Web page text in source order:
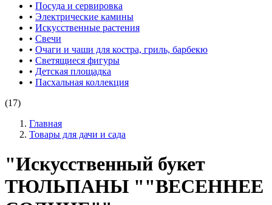
• Посуда и сервировка
• Электрические камины
• Искусственные растения
• Свечи
• Очаги и чаши для костра, гриль, барбекю
• Светящиеся фигуры
• Детская площадка
• Пасхальная коллекция
(17)
Главная
Товары для дачи и сада
"Искусственный букет
ТЮЛЬПАНЫ ""ВЕСЕННЕЕ